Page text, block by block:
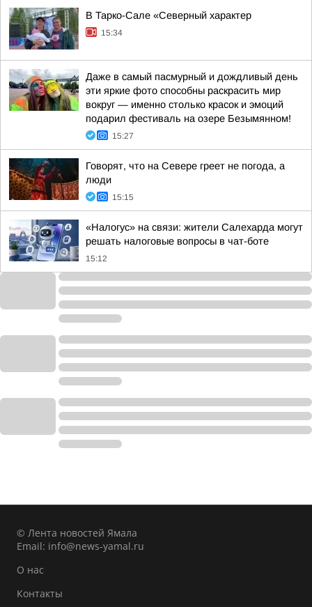
В Тарко-Сале «Северный характер
15:34
Даже в самый пасмурный и дождливый день
эти яркие фото способны раскрасить мир
вокруг — именно столько красок и эмоций
подарил фестиваль на озере Безымянном!
15:27
Говорят, что на Севере греет не погода, а
люди
15:15
«Налогус» на связи: жители Салехарда могут
решать налоговые вопросы в чат-боте
15:12
© Лента новостей Ямала
Email: info@news-yamal.ru
О нас
Контакты